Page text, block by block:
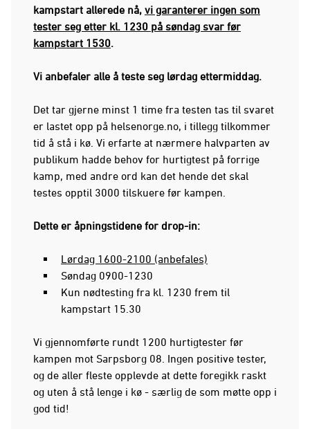
kampstart allerede nå, vi garanterer ingen som
tester seg etter kl. 1230 på søndag svar før
kampstart 1530.
Vi anbefaler alle å teste seg lørdag ettermiddag.
Det tar gjerne minst 1 time fra testen tas til svaret
er lastet opp på helsenorge.no, i tillegg tilkommer
tid å stå i kø. Vi erfarte at nærmere halvparten av
publikum hadde behov for hurtigtest på forrige
kamp, med andre ord kan det hende det skal
testes opptil 3000 tilskuere før kampen.
Dette er åpningstidene for drop-in:
Lørdag 1600-2100 (anbefales)
Søndag 0900-1230
Kun nødtesting fra kl. 1230 frem til
kampstart 15.30
Vi gjennomførte rundt 1200 hurtigtester før
kampen mot Sarpsborg 08. Ingen positive tester,
og de aller fleste opplevde at dette foregikk raskt
og uten å stå lenge i kø - særlig de som møtte opp i
god tid!